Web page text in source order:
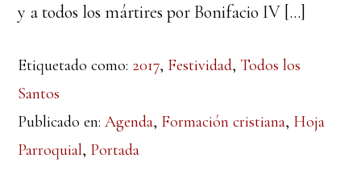
y a todos los mártires por Bonifacio IV […]
Etiquetado como: 2017, Festividad, Todos los
Santos
Publicado en:Agenda, Formación cristiana, Hoja
Parroquial, Portada